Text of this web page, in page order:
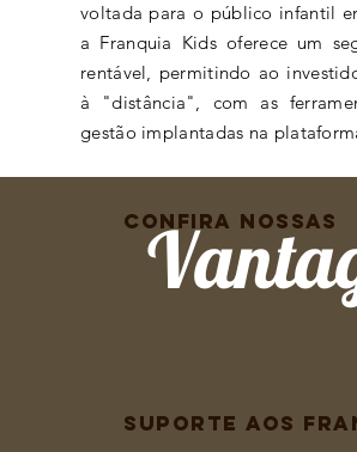
voltada para o público infantil
a Franquia Kids oferece um
rentável, permitindo ao
à "distância", com as
gestão implantadas na
CONFIRA NOSSAS
SUPORTE AOS